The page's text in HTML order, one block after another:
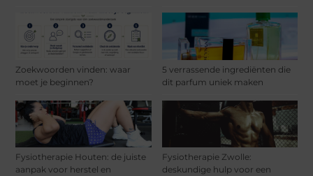
Zoekwoorden vinden: waar
moet je beginnen?
5 verrassende ingrediënten die
dit parfum uniek maken
Fysiotherapie Houten: de juiste
aanpak voor herstel en
Fysiotherapie Zwolle:
deskundige hulp voor een